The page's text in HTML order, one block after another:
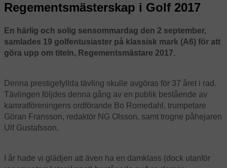
Regementsmästerskap i Golf 2017
En härlig och solig sensommardag den 2 september,
samlades 19 golfentusiaster på klassisk mark (A6) för att
göra upp om titeln, Regementsmästare 2017.
Denna prestigefyllda tävling skulle avgöras för 37 året i rad.
Tävlingen följdes denna gång av en publik bestående av
kamratföreningens ordförande Bo Romedahl, trumpetare
Göran Fransson, redaktör NG Olsson, samt trogne påhejaren
Ulf Gustafsson.
I år hade vi glädjen att även ha en damklass (dock utanför